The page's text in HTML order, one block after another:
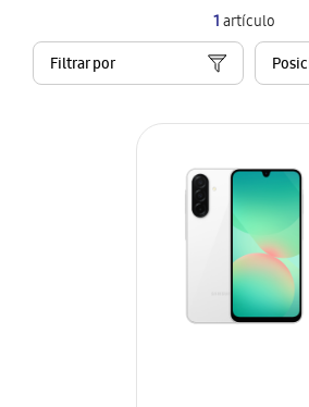
1artículo
Filtrar por